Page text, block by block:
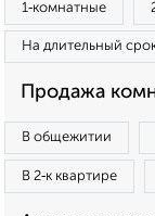
1‑комнатные
На длительный
Продажа
В общежитии
В 2‑к квартире